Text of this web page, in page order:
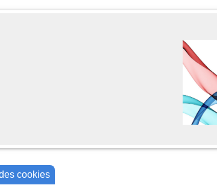
cookies